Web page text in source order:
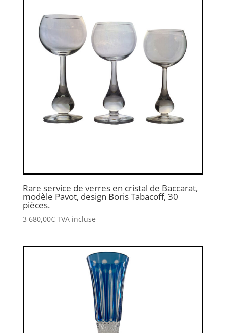
Rare service de verres en cristal de Baccarat,
modèle Pavot, design Boris Tabacoff, 30
pièces.
3 680,00€ TVA incluse